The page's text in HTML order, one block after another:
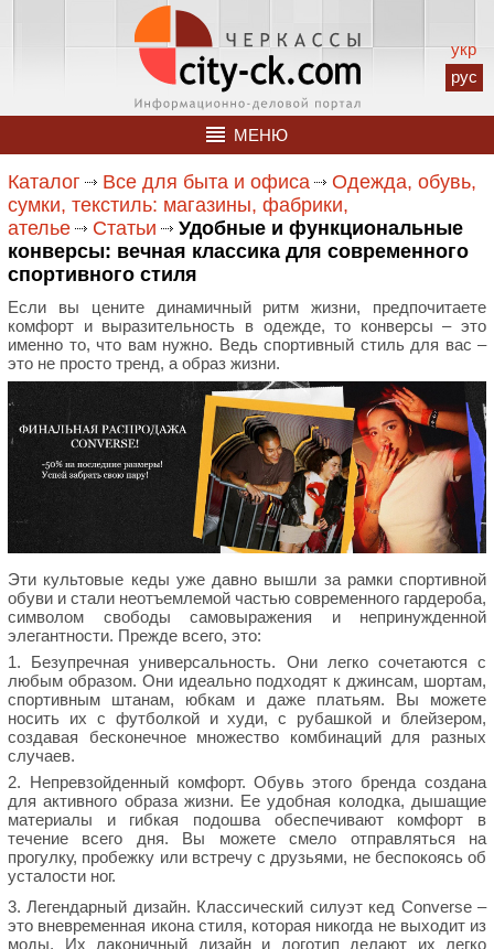
укр
рус
МЕНЮ
Каталог Все для быта и офиса
Одежда, обувь,
сумки, текстиль: магазины, фабрики,
ателье
Статьи
Удобные и функциональные
конверсы: вечная классика для современного
спортивного стиля
Если вы цените динамичный ритм жизни, предпочитаете
комфорт и выразительность в одежде, то конверсы – это
именно то, что вам нужно. Ведь спортивный стиль для вас –
это не просто тренд, а образ жизни.
Эти культовые кеды уже давно вышли за рамки спортивной
обуви и стали неотъемлемой частью современного гардероба,
символом свободы самовыражения и непринужденной
элегантности. Прежде всего, это:
1. Безупречная универсальность. Они легко сочетаются с
любым образом. Они идеально подходят к джинсам, шортам,
спортивным штанам, юбкам и даже платьям. Вы можете
носить их с футболкой и худи, с рубашкой и блейзером,
создавая бесконечное множество комбинаций для разных
случаев.
2. Непревзойденный комфорт. Обувь этого бренда создана
для активного образа жизни. Ее удобная колодка, дышащие
материалы и гибкая подошва обеспечивают комфорт в
течение всего дня. Вы можете смело отправляться на
прогулку, пробежку или встречу с друзьями, не беспокоясь об
усталости ног.
3. Легендарный дизайн. Классический силуэт кед Converse –
это вневременная икона стиля, которая никогда не выходит из
моды. Их лаконичный дизайн и логотип делают их легко